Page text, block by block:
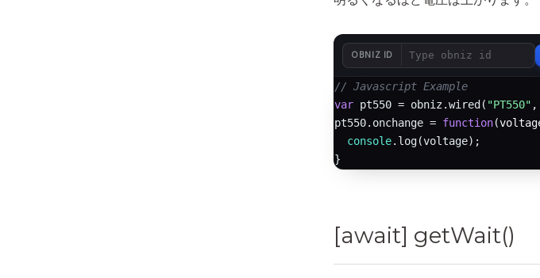
OBNIZ ID
// Javascript Example
var pt550 = obniz.wired( "PT550"
pt550.onchange = function(
console.log(voltage);
[await] getWait()